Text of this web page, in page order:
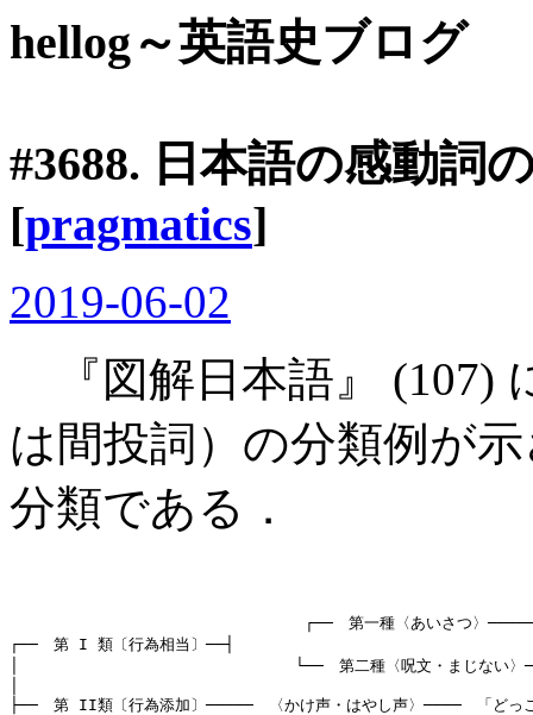
hellog～英語史ブログ
#3688. 日本語の感動詞
[pragmatics]
2019-06-02
『図解日本語』 (107)
は間投詞）の分類例が
分類である．
┌──　第一種〈あいさつ〉─────
┌──　第 I 類〔行為相当〕──┤
│                             └──　第二種〈呪文・まじない〉──　「
├──　第 II類〔行為添加〕─────　〈かけ声・はやし声〉────　「どっ